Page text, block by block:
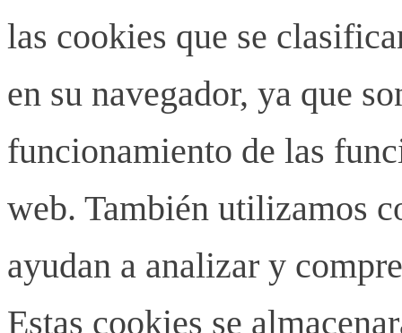
las cookies que se
en su navegador, ya que
funcionamiento de las
web. También utilizamos
ayudan a analizar y
Estas cookies se